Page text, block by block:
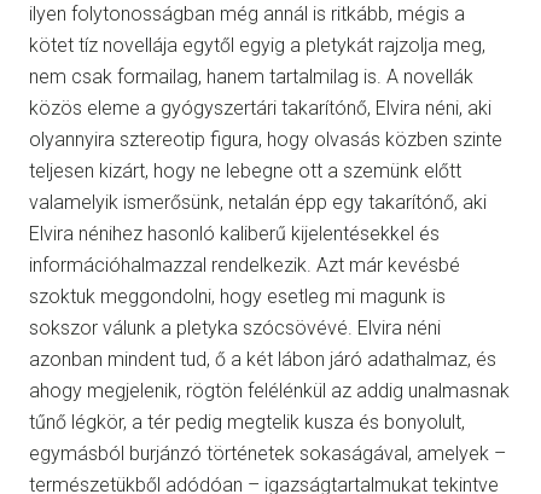
ilyen folytonosságban még annál is ritkább, mégis a
kötet tíz novellája egytől egyig a pletykát rajzolja meg,
nem csak formailag, hanem tartalmilag is. A novellák
közös eleme a gyógyszertári takarítónő, Elvira néni, aki
olyannyira sztereotip figura, hogy olvasás közben szinte
teljesen kizárt, hogy ne lebegne ott a szemünk előtt
valamelyik ismerősünk, netalán épp egy takarítónő, aki
Elvira nénihez hasonló kaliberű kijelentésekkel és
információhalmazzal rendelkezik. Azt már kevésbé
szoktuk meggondolni, hogy esetleg mi magunk is
sokszor válunk a pletyka szócsövévé. Elvira néni
azonban mindent tud, ő a két lábon járó adathalmaz, és
ahogy megjelenik, rögtön felélénkül az addig unalmasnak
tűnő légkör, a tér pedig megtelik kusza és bonyolult,
egymásból burjánzó történetek sokaságával, amelyek –
természetükből adódóan – igazságtartalmukat tekintve